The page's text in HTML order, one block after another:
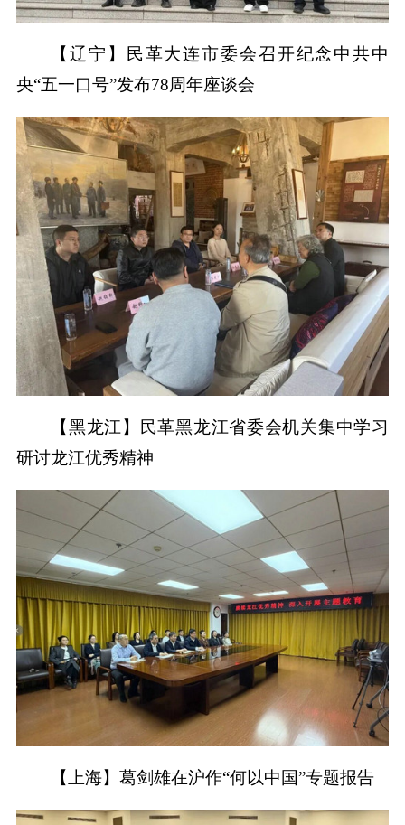
【辽宁】民革大连市委会召开纪念中共中
央“五一口号”发布78周年座谈会
【黑龙江】民革黑龙江省委会机关集中学习
研讨龙江优秀精神
【上海】葛剑雄在沪作“何以中国”专题报告